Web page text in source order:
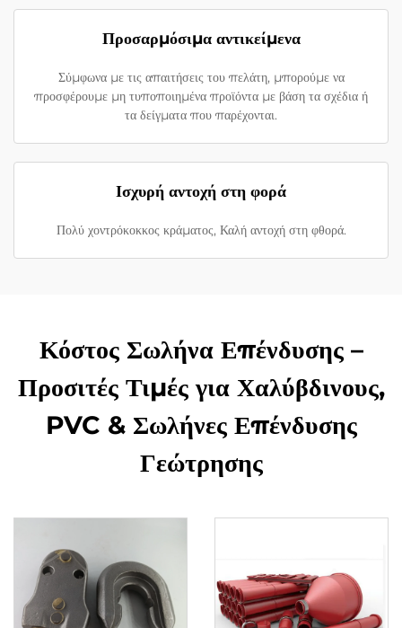
Προσαρμόσιμα αντικείμενα
Σύμφωνα με τις απαιτήσεις του πελάτη, μπορούμε να
προσφέρουμε μη τυποποιημένα προϊόντα με βάση τα σχέδια ή
τα δείγματα που παρέχονται.
Ισχυρή αντοχή στη φορά
Πολύ χοντρόκοκκος κράματος, Καλή αντοχή στη φθορά.
Κόστος Σωλήνα Επένδυσης –
Προσιτές Τιμές για Χαλύβδινους,
PVC & Σωλήνες Επένδυσης
Γεώτρησης